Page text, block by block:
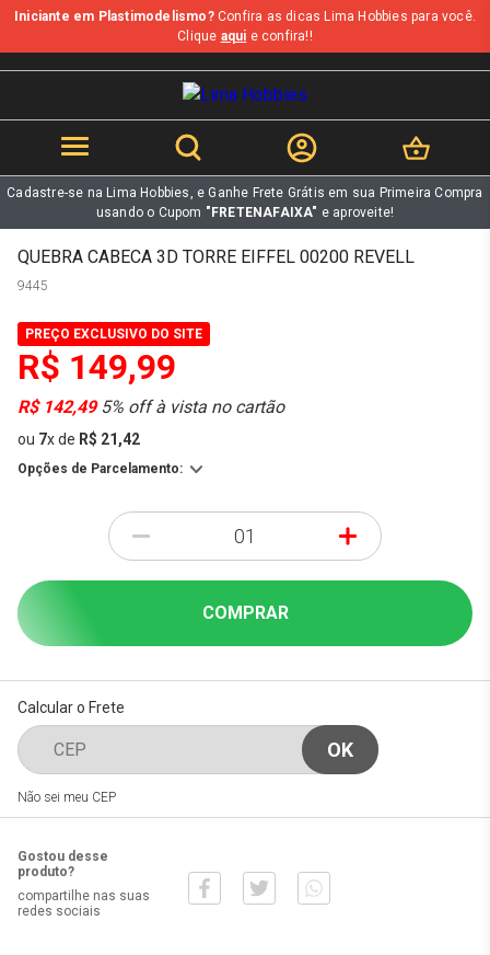
b
Iniciante em Plastimodelismo?Confira as dicas Lima Hobbies para você.
Clique aqui e confira!!
Cadastre-se na Lima Hobbies, e Ganhe Frete Grátis em sua Primeira Compra
usando o Cupom "FRETENAFAIXA" e aproveite!
QUEBRA CABECA 3D TORRE EIFFEL 00200 REVELL
9445
PREÇO EXCLUSIVO DO SITE
R$ 149,99
R$ 142,495% off à vista no cartão
ou 7xde R$ 21,42
Opções de Parcelamento:
- +
COMPRAR
Calcular o Frete
Não sei meu CEP
Gostou desse
produto?
compartilhe nas suas
redes sociais